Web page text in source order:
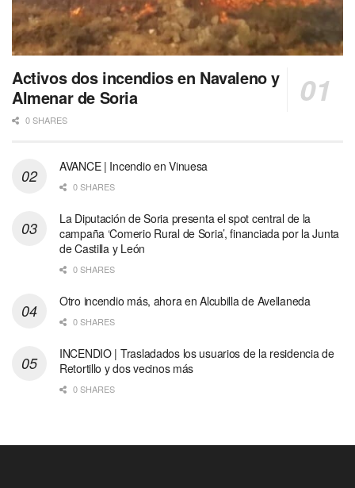
Activos dos incendios en Navaleno y
Almenar de Soria
0 SHARES
AVANCE | Incendio en Vinuesa
0 SHARES
La Diputación de Soria presenta el spot central de la
campaña ‘Comerio Rural de Soria’, financiada por la Junta
de Castilla y León
0 SHARES
Otro incendio más, ahora en Alcubilla de Avellaneda
0 SHARES
INCENDIO | Trasladados los usuarios de la residencia de
Retortillo y dos vecinos más
0 SHARES